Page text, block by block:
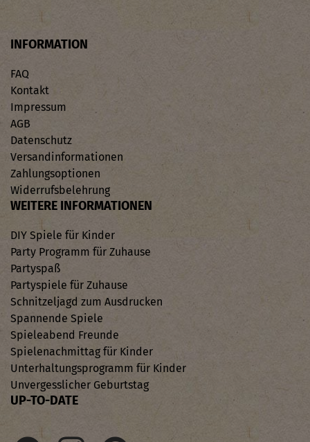
INFORMATION
FAQ
Kontakt
Impressum
AGB
Datenschutz
Versandinformationen
Zahlungsoptionen
Widerrufsbelehrung
WEITERE INFORMATIONEN
DIY Spiele für Kinder
Party Programm für Zuhause
Partyspaß
Partyspiele für Zuhause
Schnitzeljagd zum Ausdrucken
Spannende Spiele
Spieleabend Freunde
Spielenachmittag für Kinder
Unterhaltungsprogramm für Kinder
Unvergesslicher Geburtstag
UP-TO-DATE